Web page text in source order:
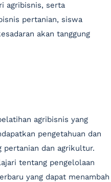
agribisnis, serta
pertanian, siswa
akan tanggung
agribisnis yang
pengetahuan dan
pertanian dan agrikultur.
tentang pengelolaan
yang dapat menambah